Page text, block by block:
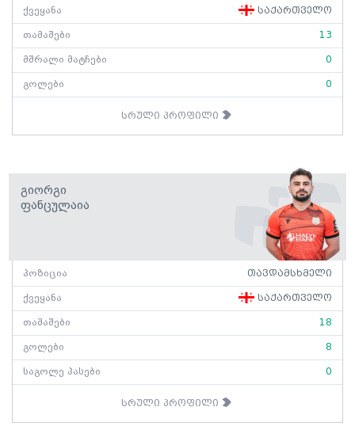
ქვეყანა საქართველო
თამაშები 13
მშრალი მატჩები 0
გოლები 0
სრული პროფილი
Გიორგი
Ფანცულაია
პოზიცია თავდამსხმელი
ქვეყანა საქართველო
თამაშები 18
გოლები 8
საგოლე პასები 0
სრული პროფილი